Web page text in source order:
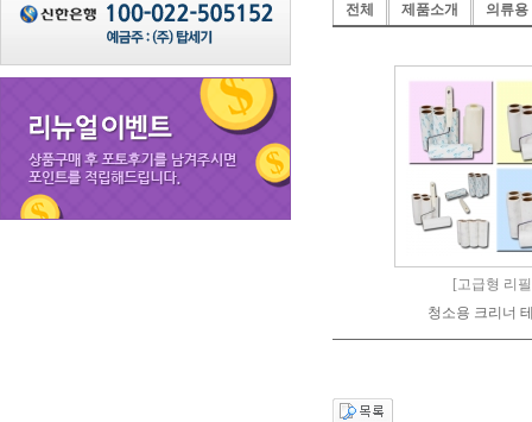
전체 제품소개 의류용
[고급형 리
청소용 크리너